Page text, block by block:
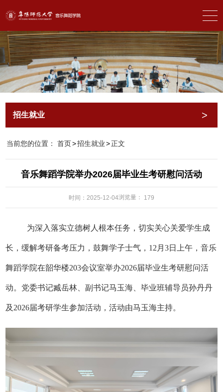
招生就业 >
当前您的位置： 首页>招生就业 >正文
音乐舞蹈学院举办2026届毕业生考研慰问活动
时间：2025-12-04浏览量： 179
为深入落实立德树人根本任务，切实关心关爱学生成
长，缓解考研备考压力，鼓舞学子士气， 12 月3日 上午 ，音乐
舞蹈学院在韶华楼203会议室举办2026届毕业生考研慰问活
动。 党委书记臧岳林、副书记马玉海、毕业班辅导员孙丹丹
及 2026届考研学生参加活动，活动由马玉海主持。